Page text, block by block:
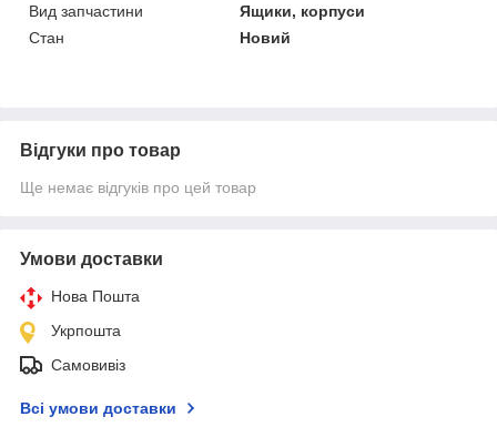
Вид запчастини
Ящики, корпуси
Стан
Новий
Відгуки про товар
Ще немає відгуків про цей товар
Умови доставки
Нова Пошта
Укрпошта
Самовивіз
Всі умови доставки